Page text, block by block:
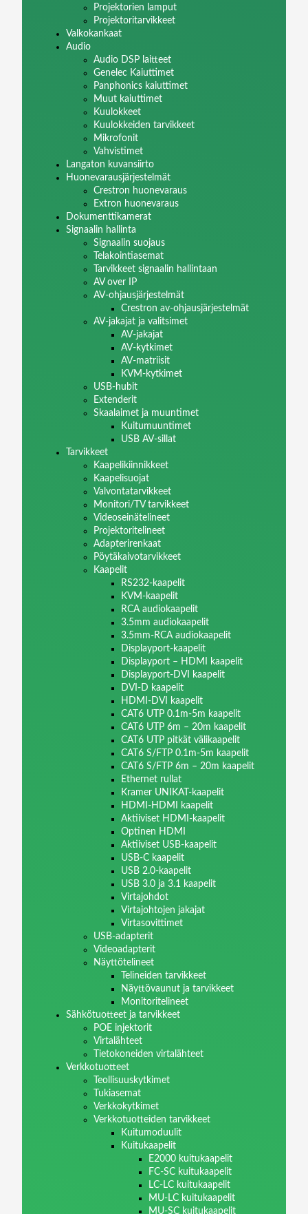
Projektorien lamput
Projektoritarvikkeet
Valkokankaat
Audio
Audio DSP laitteet
Genelec Kaiuttimet
Panphonics kaiuttimet
Muut kaiuttimet
Kuulokkeet
Kuulokkeiden tarvikkeet
Mikrofonit
Vahvistimet
Langaton kuvansiirto
Huonevarausjärjestelmät
Crestron huonevaraus
Extron huonevaraus
Dokumenttikamerat
Signaalin hallinta
Signaalin suojaus
Telakointiasemat
Tarvikkeet signaalin hallintaan
AV over IP
AV-ohjausjärjestelmät
Crestron av-ohjausjärjestelmät
AV-jakajat ja valitsimet
AV-jakajat
AV-kytkimet
AV-matriisit
KVM-kytkimet
USB-hubit
Extenderit
Skaalaimet ja muuntimet
Kuitumuuntimet
USB AV-sillat
Tarvikkeet
Kaapelikiinnikkeet
Kaapelisuojat
Valvontatarvikkeet
Monitori/TV tarvikkeet
Videoseinätelineet
Projektoritelineet
Adapterirenkaat
Pöytäkaivotarvikkeet
Kaapelit
RS232-kaapelit
KVM-kaapelit
RCA audiokaapelit
3.5mm audiokaapelit
3.5mm-RCA audiokaapelit
Displayport-kaapelit
Displayport – HDMI kaapelit
Displayport-DVI kaapelit
DVI-D kaapelit
HDMI-DVI kaapelit
CAT6 UTP 0.1m-5m kaapelit
CAT6 UTP 6m – 20m kaapelit
CAT6 UTP pitkät välikaapelit
CAT6 S/FTP 0.1m-5m kaapelit
CAT6 S/FTP 6m – 20m kaapelit
Ethernet rullat
Kramer UNIKAT-kaapelit
HDMI-HDMI kaapelit
Aktiiviset HDMI-kaapelit
Optinen HDMI
Aktiiviset USB-kaapelit
USB-C kaapelit
USB 2.0-kaapelit
USB 3.0 ja 3.1 kaapelit
Virtajohdot
Virtajohtojen jakajat
Virtasovittimet
USB-adapterit
Videoadapterit
Näyttötelineet
Telineiden tarvikkeet
Näyttövaunut ja tarvikkeet
Monitoritelineet
Sähkötuotteet ja tarvikkeet
POE injektorit
Virtalähteet
Tietokoneiden virtalähteet
Verkkotuotteet
Teollisuuskytkimet
Tukiasemat
Verkkokytkimet
Verkkotuotteiden tarvikkeet
Kuitumoduulit
Kuitukaapelit
E2000 kuitukaapelit
FC-SC kuitukaapelit
LC-LC kuitukaapelit
MU-LC kuitukaapelit
MU-SC kuitukaapelit